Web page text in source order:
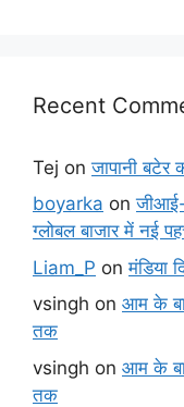
Recent
Tej onजापानी बटेर
boyarka onजीआई-
ग्लोबल बाजार में नई
Liam_P onमंडिया
vsingh on आम के
तक
vsingh on आम के
तक